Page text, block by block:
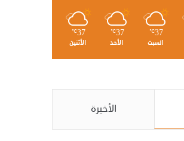
37
℃
السبت
37
℃
الأحد
37
℃
الأثنين
الأخيرة